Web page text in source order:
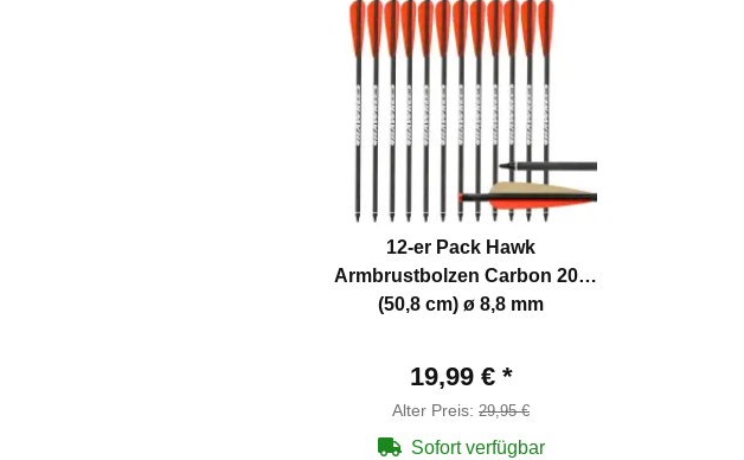
12-er Pack Hawk
Armbrustbolzen Carbon 20"
(50,8 cm) ø 8,8 mm
19,99 € *
Alter Preis: 29,95 €
Sofort verfügbar